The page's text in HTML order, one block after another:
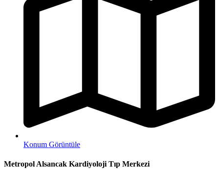
Konum Görüntüle
Metropol Alsancak Kardiyoloji Tıp Merkezi